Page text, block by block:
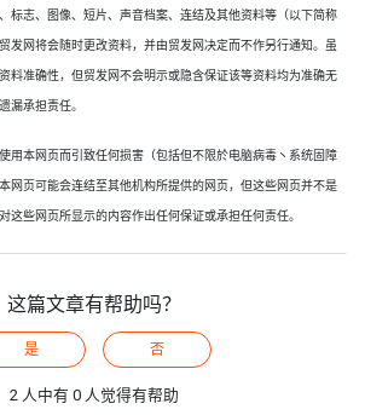
标志、图像、短片、声音档案、连结及其他资料等（以下简称
发网将会随时更改资料，并由贸发网决定而不作另行通知。虽
料准确性，但贸发网不会明示或隐含保证该等资料均为准确无
漏承担责任。
用本网页而引致任何损害（包括但不限於电脑病毒丶系统固障
网页可能会连结至其他机构所提供的网页，但这些网页并不是
这些网页所显示的内容作出任何保证或承担任何责任。
这篇文章有帮助吗？
是 否
2 人中有 0 人觉得有帮助